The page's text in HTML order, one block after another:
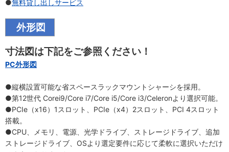
●無料貸し出しサービス
外形図
寸法図は下記をご参照ください！
PC外形図
●縦横設置可能な省スペースラックマウントシャーシを採用。
●第12世代 Corei9/Core i7/Core i5/Core i3/Celeronより選択可能。
●PCIe（x16）1スロット、PCIe（x4）2スロット、PCI 4スロット
搭載。
●CPU、メモリ、電源、光学ドライブ、ストレージドライブ、追加
ストレージドライブ、OSより選定要件に応じて柔軟に選択いただけ